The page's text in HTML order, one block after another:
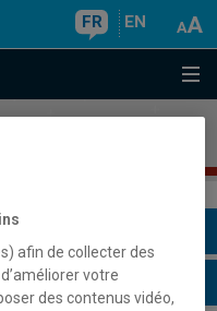
FR EN
afin de collecter des
votre
des contenus vidéo,